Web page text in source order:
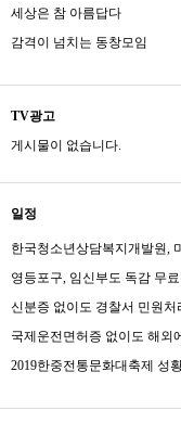
세상은 참 아름답다
감격이 넘치는 동창모임
TV광고
게시물이 없습니다.
일정
한국청소년상담복지개발원,
영등포구, 임신부도 독감 무
신분증 없이도 경찰서 민원처
국제운전면허증 없이도 해외
2019한중전통문화대축제 성